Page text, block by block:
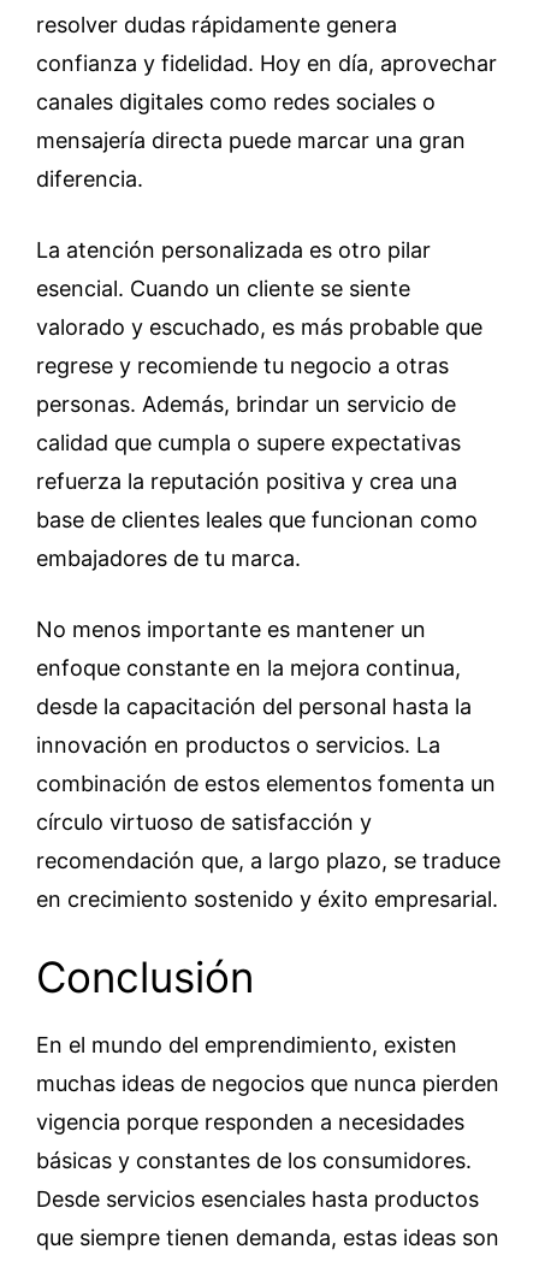
resolver dudas rápidamente genera
confianza y fidelidad. Hoy en día, aprovechar
canales digitales como redes sociales o
mensajería directa puede marcar una gran
diferencia.
La atención personalizada es otro pilar
esencial. Cuando un cliente se siente
valorado y escuchado, es más probable que
regrese y recomiende tu negocio a otras
personas. Además, brindar un servicio de
calidad que cumpla o supere expectativas
refuerza la reputación positiva y crea una
base de clientes leales que funcionan como
embajadores de tu marca.
No menos importante es mantener un
enfoque constante en la mejora continua,
desde la capacitación del personal hasta la
innovación en productos o servicios. La
combinación de estos elementos fomenta un
círculo virtuoso de satisfacción y
recomendación que, a largo plazo, se traduce
en crecimiento sostenido y éxito empresarial.
Conclusión
En el mundo del emprendimiento, existen
muchas ideas de negocios que nunca pierden
vigencia porque responden a necesidades
básicas y constantes de los consumidores.
Desde servicios esenciales hasta productos
que siempre tienen demanda, estas ideas son